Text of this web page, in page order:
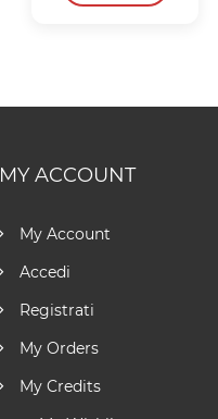
MY ACCOUNT
My Account
Accedi
Registrati
My Orders
My Credits